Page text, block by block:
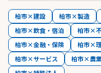
柏市×建設 柏市×製造
柏市×飲食・宿泊
柏市×
柏市×金融・保険
柏市×
柏市×サービス
柏市×農